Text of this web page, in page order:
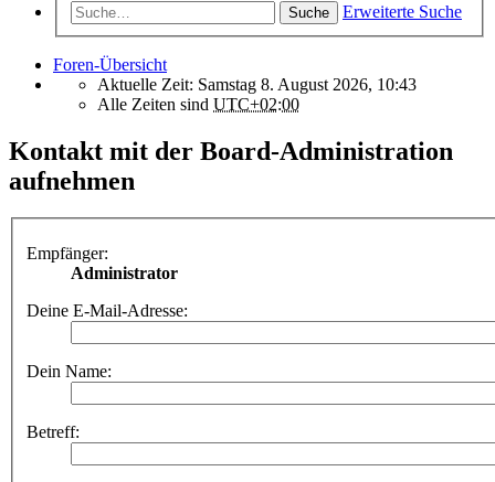
Suche Erweiterte Suche
Foren-Übersicht
Aktuelle Zeit: Samstag 8. August 2026, 10:43
Alle Zeiten sind UTC+02:00
Kontakt mit der Board-Administration
aufnehmen
Empfänger:
Administrator
Deine E-Mail-Adresse:
Dein Name:
Betreff: